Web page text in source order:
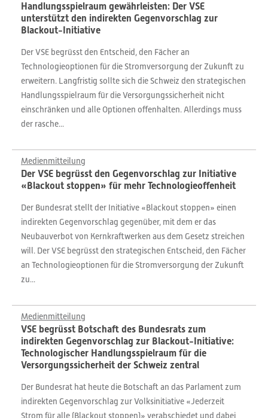
Handlungsspielraum gewährleisten: Der VSE
unterstützt den indirekten Gegenvorschlag zur
Blackout-Initiative
Der VSE begrüsst den Entscheid, den Fächer an
Technologieoptionen für die Stromversorgung der Zukunft zu
erweitern. Langfristig sollte sich die Schweiz den strategischen
Handlungsspielraum für die Versorgungssicherheit nicht
einschränken und alle Optionen offenhalten. Allerdings muss
der rasche...
Medienmitteilung
Der VSE begrüsst den Gegenvorschlag zur Initiative
«Blackout stoppen» für mehr Technologieoffenheit
Der Bundesrat stellt der Initiative «Blackout stoppen» einen
indirekten Gegenvorschlag gegenüber, mit dem er das
Neubauverbot von Kernkraftwerken aus dem Gesetz streichen
will. Der VSE begrüsst den strategischen Entscheid, den Fächer
an Technologieoptionen für die Stromversorgung der Zukunft
zu...
Medienmitteilung
VSE begrüsst Botschaft des Bundesrats zum
indirekten Gegenvorschlag zur Blackout-Initiative:
Technologischer Handlungsspielraum für die
Versorgungssicherheit der Schweiz zentral
Der Bundesrat hat heute die Botschaft an das Parlament zum
indirekten Gegenvorschlag zur Volksinitiative «Jederzeit
Strom für alle (Blackout stoppen)» verabschiedet und dabei